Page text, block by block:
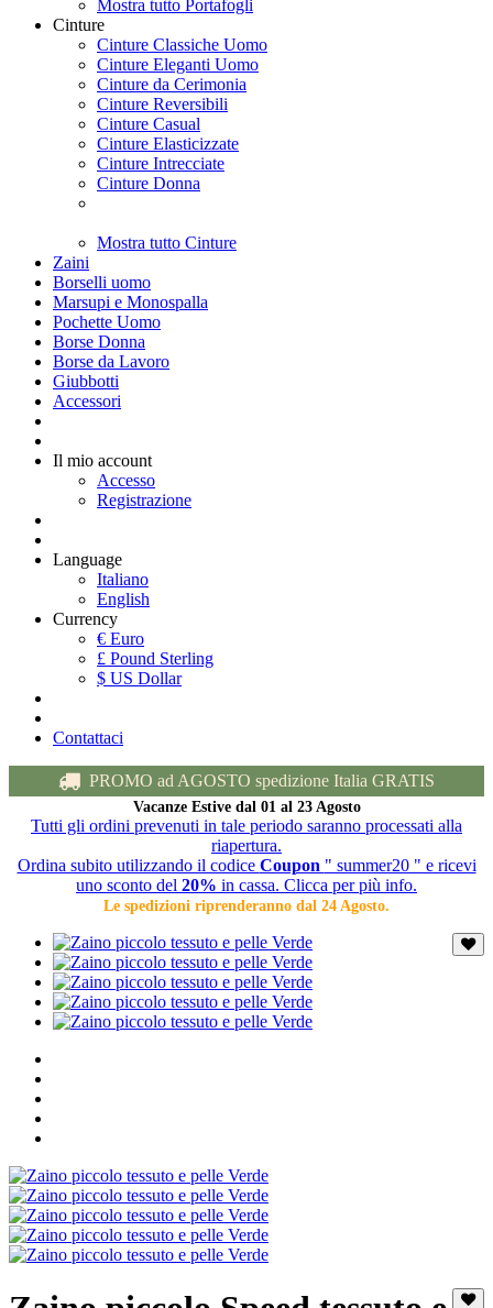
Mostra tutto Portafogli
Cinture
Cinture Classiche Uomo
Cinture Eleganti Uomo
Cinture da Cerimonia
Cinture Reversibili
Cinture Casual
Cinture Elasticizzate
Cinture Intrecciate
Cinture Donna
Mostra tutto Cinture
Zaini
Borselli uomo
Marsupi e Monospalla
Pochette Uomo
Borse Donna
Borse da Lavoro
Giubbotti
Accessori
Il mio account
Accesso
Registrazione
Language
Italiano
English
Currency
€ Euro
£ Pound Sterling
$ US Dollar
Contattaci
PROMO ad AGOSTO spedizione Italia GRATIS
Vacanze Estive dal 01 al 23 Agosto
Tutti gli ordini prevenuti in tale periodo saranno processati alla
riapertura.
Ordina subito utilizzando il codice Coupon " summer20 " e ricevi
uno sconto del 20% in cassa. Clicca per più info.
Le spedizioni riprenderanno dal 24 Agosto.